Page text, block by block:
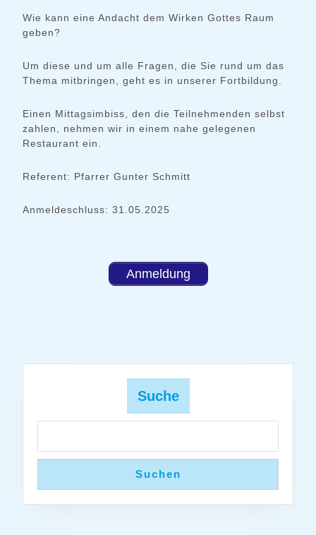
Wie kann eine Andacht dem Wirken Gottes Raum
geben?
Um diese und um alle Fragen, die Sie rund um das
Thema mitbringen, geht es in unserer Fortbildung.
Einen Mittagsimbiss, den die Teilnehmenden selbst
zahlen, nehmen wir in einem nahe gelegenen
Restaurant ein.
Referent: Pfarrer Gunter Schmitt
Anmeldeschluss: 31.05.2025
Anmeldung
Suche
Suchen